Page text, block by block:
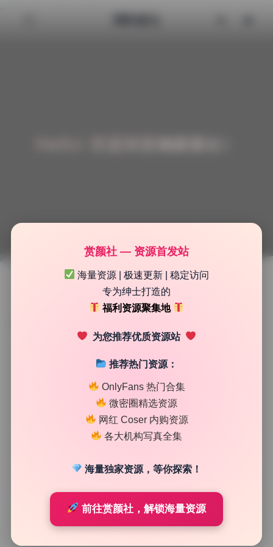
麦苹果 嫩模高清视频写真合集1套6套2.16G精选原图持
赏颜社 — 资源首发站
海量资源 | 极速更新 | 稳定访问
专为绅士打造的
福利资源聚集地
为您推荐优质资源站
推荐热门资源：
OnlyFans 热门合集
微密圈精选资源
网红 Coser 内购资源
各大机构写真全集
海量独家资源，等你探索！
前往赏颜社，解锁海量资源